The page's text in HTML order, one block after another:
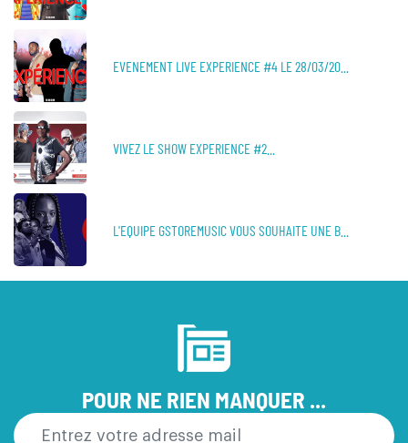
EVENEMENT LIVE EXPERIENCE #4 LE 28/03/20...
VIVEZ LE SHOW EXPERIENCE #2...
L'EQUIPE GSTOREMUSIC VOUS SOUHAITE UNE B...
POUR NE RIEN MANQUER ...